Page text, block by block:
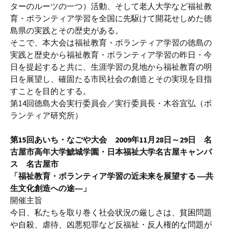
ターのルーツの一つ）活動、そして老人大学など福祉教
育・ボランティア学習を全国に先駆けて開花せしめた徳
島県の実践とその歴史がある。
そこで、本大会は福祉教育・ボランティア学習の徳島の
実践と歴史から福祉教育・ボランティア学習の昨日・今
日を提起すると共に、生涯学習の見地から福祉教育の明
日を展望し、確固たる市民社会の創造とその実現を目指
すことを目的とする。
第14回徳島大会実行委員会／実行委員長・木谷宜弘（ボ
ランティア研究所）
第15回あいち・なごや大会 2009年11月28日～29日 名
古屋市高年大学鯱城学園・日本福祉大学名古屋キャンパ
ス 名古屋市
「福祉教育・ボランティア学習の近未来を展望する ―共
生文化創造への途―」
開催主旨
今日、私たちを取り巻く社会状況の厳しさは、貧困問題
や自殺、虐待、凶悪犯罪など反福祉・反人権的な問題が